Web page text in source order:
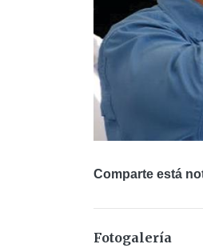
Comparte está
Fotogalería